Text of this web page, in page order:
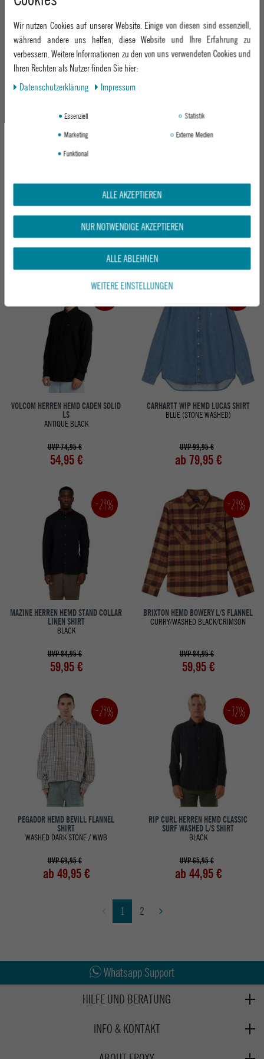
ab 87,95 €
UVP 69,95 €
ab 49,95 €
-32%
VOLCOM HERREN HEMD FA JJ VILLARD
LS
RINSED BLACK
UVP 94,95 €
64,95 €
VOLCOM HERREN HEMD FOSTERED LS
CACAO
UVP 89,95 €
59,95 €
VOLCOM HERREN HEMD CADEN SOLID
LS
ANTIQUE BLACK
UVP 74,95 €
54,95 €
CARHARTT WIP HEMD LUCAS SHIRT
BLUE (STONE WASHED)
UVP 99,95 €
ab 79,95 €
-29%
MAZINE HERREN HEMD STAND COLLAR
LINEN SHIRT
BLACK
UVP 84,95 €
59,95 €
-29%
BRIXTON HEMD BOWERY L/S FLANNEL
CURRY/WASHED BLACK/CRIMSON
UVP 84,95 €
59,95 €
-29%
PEGADOR HEMD BEVILL FLANNEL
SHIRT
WASHED DARK STONE / WWB
UVP 69,95 €
ab 49,95 €
-32%
RIP CURL HERREN HEMD CLASSIC
SURF WASHED L/S SHIRT
BLACK
UVP 65,95 €
ab 44,95 €
1 2
Whatsapp Support
HILFE UND BERATUNG
Retoure
INFO & KONTAKT
Wir nutzen Cookies auf unserer Website. Einige von diesen sind essenziell,
während andere uns helfen, diese Website und Ihre Erfahrung zu
verbessern. Weitere Informationen zu den von uns verwendeten Cookies und
Ihren Rechten als Nutzer finden Sie hier:
Daten­schutz­erklärung
Impressum
Essenziell
Statistik
Marketing
Externe Medien
Funktional
ALLE AKZEPTIEREN
NUR NOTWENDIGE AKZEPTIEREN
ALLE ABLEHNEN
WEITERE EINSTELLUNGEN